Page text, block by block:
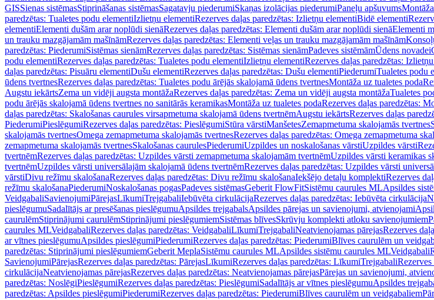
GISSienas sistēmasStiprināšanas sistēmasSagatavju piederumiSkaņas izolācijas piederumiPaneļu apšuvums
paredzētas: Tualetes podu elementiIzlietņu elementiRezerves daļas paredzētas: Izlietņu elementiBidē elementi
elementiElementi dušām arar noplūdi sienāRezerves daļas paredzētas: Elementi dušām arar noplūdi sienāElementi
un trauku mazgājamām mašīnāmRezerves daļas paredzētas: Elementi veļas un trauku mazgājamām mašīnām
paredzētas: PiederumiSistēmas sienāmRezerves daļas paredzētas: Sistēmas sienāmPadeves sistēmāmŪdens novadei
podu elementiRezerves daļas paredzētas: Tualetes podu elementiIzlietņu elementiRezerves daļas paredzētas:
daļas paredzētas: Pisuāru elementiDušu elementiRezerves daļas paredzētas: Dušu elementiPiederumiTualetes podu
ūdens tvertnesRezerves daļas paredzētas: Tualetes podu ārējās skalojamā ūdens tvertnesMontāža uz tualetes poda
Augstu iekārtsZema un vidēji augsta montāžaRezerves daļas paredzētas: Zema un vidēji augsta montāžaTualetes
podu ārējās skalojamā ūdens tvertnes no sanitārās keramikasMontāža uz tualetes podaRezerves daļas paredzētas:
daļas paredzētas: Skalošanas caurules virsapmetuma skalojamā ūdens tvertnēmAugstu iekārtsRezerves daļas
PiederumiPieslēgumiRezerves daļas paredzētas: PieslēgumiStūra vārstiManšetesZemapmetuma skalojamās tvertnes
skalojamās tvertnesOmega zemapmetuma skalojamās tvertnesRezerves daļas paredzētas: Omega zemapmetuma
zemapmetuma skalojamās tvertnesSkalošanas caurulesPiederumiUzpildes un noskalošanas vārstiUzpildes vārsti
tvertnēmRezerves daļas paredzētas: Uzpildes vārsti zemapmetuma skalojamām tvertnēmUzpildes vārsti keramikas
tvertnēmUzpildes vārsti universālajām skalojamā ūdens tvertnēmRezerves daļas paredzētas: Uzpildes vārsti
vārstiDivu režīmu skalošanaRezerves daļas paredzētas: Divu režīmu skalošanaIekšējo detaļu komplektiRezerves
režīmu skalošanaPiederumiNoskalošanas pogasPadeves sistēmasGeberit FlowFitSistēmu caurules MLApsildes
VeidgabaliSavienojumiPārejasLīkumiTrejgabaliIebūvēta cirkulācijaRezerves daļas paredzētas: Iebūvēta cirkulācija
pieslēgumuSadalītājs ar presēšanas pieslēgumuApsildes trejgabalsApsildes pārejas un savienojumi, atvienojami
caurulēmStiprinājumi caurulēmStiprinājumi pieslēgumiemSistēmas blīvesSkrūvju komplekti atloku savienojumiem
caurules MLVeidgabaliRezerves daļas paredzētas: VeidgabaliLīkumiTrejgabaliNeatvienojamas pārejasRezerves
ar vītnes pieslēgumuApsildes pieslēgumiPiederumiRezerves daļas paredzētas: PiederumiBlīves caurulēm un
paredzētas: Stiprinājumi pieslēgumiemGeberit MeplaSistēmu caurules MLApsildes sistēmu caurules MLVeidgabali
SavienojumiPārejasRezerves daļas paredzētas: PārejasLīkumiRezerves daļas paredzētas: LīkumiTrejgabaliRezerves
cirkulācijaNeatvienojamas pārejasRezerves daļas paredzētas: Neatvienojamas pārejasPārejas un savienojumi,
paredzētas: NoslēgiPieslēgumiRezerves daļas paredzētas: PieslēgumiSadalītājs ar vītnes pieslēgumuApsildes
paredzētas: Apsildes pieslēgumiPiederumiRezerves daļas paredzētas: PiederumiBlīves caurulēm un veidgabaliem